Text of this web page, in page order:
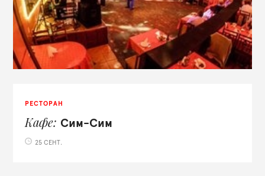
РЕСТОРАН
Кафе Сим-Сим
25 СЕНТ.